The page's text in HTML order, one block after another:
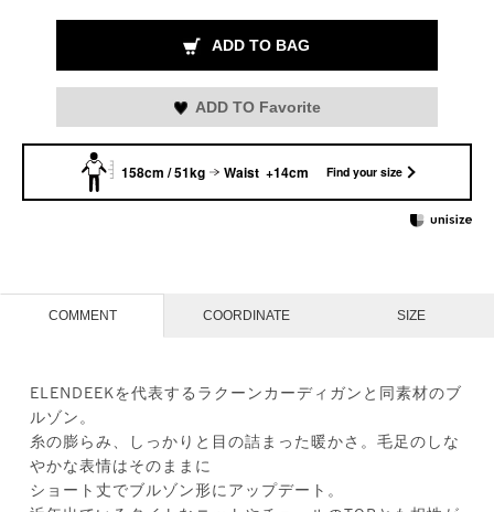
ADD TO BAG
ADD TO Favorite
158cm / 51kg Waist +14cm Find your size
COMMENT COORDINATE SIZE
ELENDEEKを代表するラクーンカーディガンと同素材のブ
ルゾン。
糸の膨らみ、しっかりと目の詰まった暖かさ。毛足のしな
やかな表情はそのままに
ショート丈でブルゾン形にアップデート。